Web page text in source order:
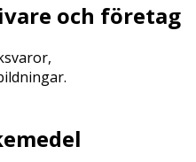
och företag